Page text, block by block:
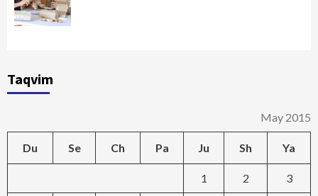
Taqvim
May 2015
Du Se Ch Pa Ju Sh Ya
1 2 3